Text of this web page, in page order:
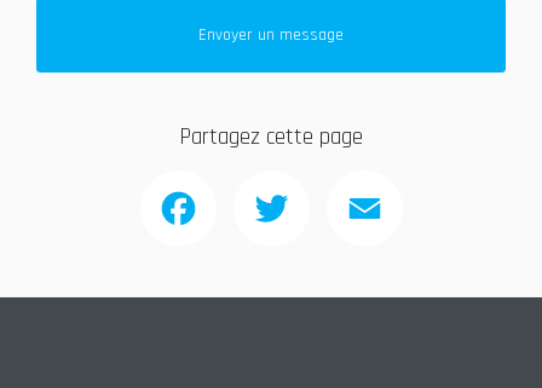
Envoyer un message
Partagez cette page